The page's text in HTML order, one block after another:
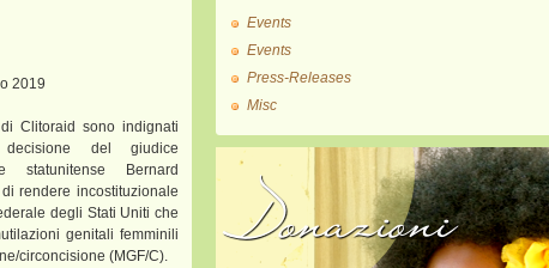
2019
di Clitoraid sono indignati
del giudice
statunitense Bernard
rendere incostituzionale
degli Stati Uniti che
genitali femminili
circoncisione (MGF/C).
Events
Events
Press-Releases
Misc
Donazioni